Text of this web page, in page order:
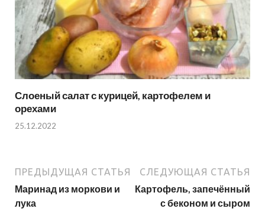
Слоеный салат с курицей, картофелем и
орехами
25.12.2022
ПРЕДЫДУЩАЯ СТАТЬЯ
Маринад из моркови и
лука
СЛЕДУЮЩАЯ СТАТЬЯ
Картофель, запечённый
с беконом и сыром